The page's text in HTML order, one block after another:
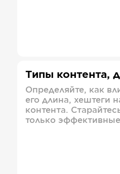
Типы контента,
Определяйте, как
его длина, хештеги
контента.
только